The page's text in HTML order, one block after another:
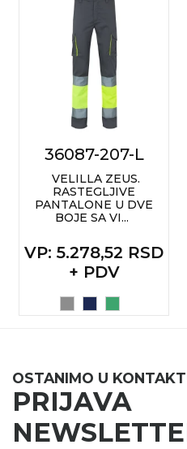
36087-207-L
VELILLA ZEUS.
RASTEGLJIVE
PANTALONE U DVE
BOJE SA VI...
VP: 5.278,52 RSD
+ PDV
OSTANIMO U